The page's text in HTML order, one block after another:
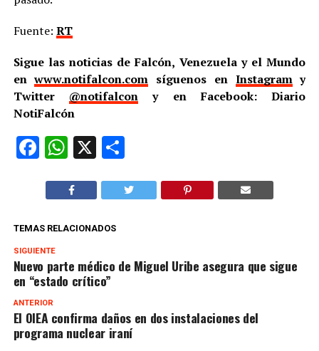
Fuente: RT
Sigue las noticias de Falcón, Venezuela y el Mundo
enwww.notifalcon.com síguenos en Instagramy
Twitter @notifalcon y en Facebook: Diario
NotiFalcón
Facebook
WhatsApp
X Compartir
TEMAS RELACIONADOS
SIGUIENTE
Nuevo parte médico de Miguel Uribe asegura que sigue
en “estado crítico”
ANTERIOR
El OIEA confirma daños en dos instalaciones del
programa nuclear iraní